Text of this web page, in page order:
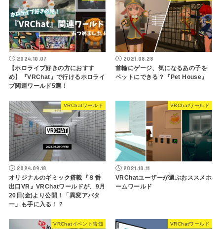
2024.10.07
【ホロライブ好きの方におすす
め】『VRChat』で行けるホロライ
ブ関連ワールド5選！
2021.08.28
首輪にゲージ、気になるあの子を
ペットにできる？『Pet House』
VRChatワールド
2024.09.18
オリジナルのギミック搭載『８番
出口VR』VRChatワールドが、9月
20日(金)より公開！「異変アバタ
ー」も手に入る！？
VRChatワールド
2021.10.11
VRChatユーザーが選ぶおススメホ
ームワールド
VRChatイベント告知 VRChatワールド